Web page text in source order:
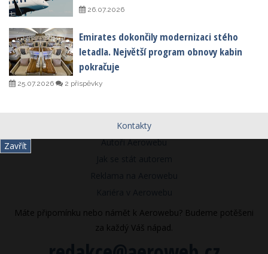
Zavřít
26.07.2026
Emirates dokončily modernizaci stého
letadla. Největší program obnovy kabin
pokračuje
25.07.2026 2 příspěvky
Kontakty
Autoři Aerowebu
Máte připomínku nebo námět k Aerowebu? Budeme potěšeni
za každý Váš nápad.